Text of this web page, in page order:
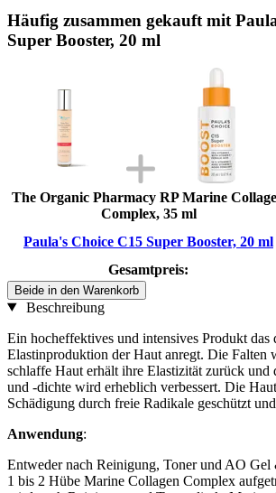
Häufig zusammen gekauft mit
Super Booster, 20 ml
The Organic Pharmacy RP Marine
Complex, 35 ml
Paula's Choice C15 Super Booster, 20 ml
Gesamtpreis:
Beide in den Warenkorb
Beschreibung
Ein hocheffektives und intensives Produkt das
Elastinproduktion der Haut anregt. Die Falten
schlaffe Haut erhält ihre Elastizität zurück und
und -dichte wird erheblich verbessert. Die
Schädigung durch freie Radikale geschützt
Anwendung:
Entweder nach Reinigung, Toner und AO
1 bis 2 Hübe Marine Collagen Complex